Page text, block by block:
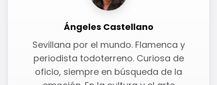
Ángeles Castellano
Sevillana por el mundo. Flamenca y
periodista todoterreno. Curiosa de
oficio, siempre en búsqueda de la